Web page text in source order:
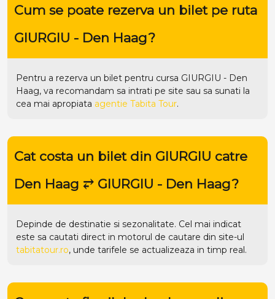
Cum se poate rezerva un bilet pe ruta
GIURGIU - Den Haag?
Pentru a rezerva un bilet pentru cursa GIURGIU - Den
Haag, va recomandam sa intrati pe site sau sa sunati la
cea mai apropiata agentie Tabita Tour.
Cat costa un bilet din GIURGIU catre
Den Haag ⥂ GIURGIU - Den Haag?
Depinde de destinatie si sezonalitate. Cel mai indicat
este sa cautati direct in motorul de cautare din site-ul
tabitatour.ro, unde tarifele se actualizeaza in timp real.